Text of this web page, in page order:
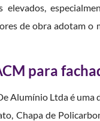
elevados,
de obra adotam o
para
Alumínio Ltda é uma
Chapa de